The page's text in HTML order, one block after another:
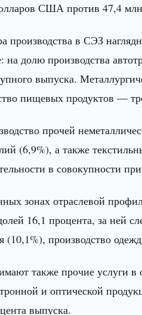
США против 47,4 млн
производства в СЭЗ
на долю производства
выпуска.
пищевых продуктов —
прочей
(6,9%), а также
в совокупности
зонах отраслевой
16,1 процента, за ней
(10,1%), производство
также прочие услуги в
и оптической
выпуска.